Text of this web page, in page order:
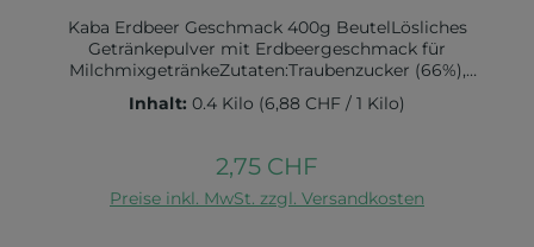
Kaba Erdbeer Geschmack 400g BeutelLösliches
Getränkepulver mit Erdbeergeschmack für
MilchmixgetränkeZutaten:Traubenzucker (66%),
Zucker, Maltodextrin, Farbstoff (Beetenrot),
Erdbeeraromen, Niacin, Vitamin B6, Vitamin B1,
in kJ 1580 / kcal 370Fett in g 0 davon gesättigte
Fettsäuren in g 0Kohlenhydrate in g 93 davon Zucker
in g 88,5Eiweiß in g 0 Salz in g 0
Inhalt: 0.4 Kilo (6,88 CHF / 1 Kilo)
Regulärer Preis:
2,75 CHF
Preise inkl. MwSt. zzgl. Versandkosten